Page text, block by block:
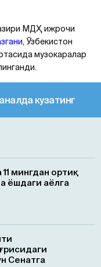
МДҲ ижрочи
, Ўзбекистон
музокаралар
кузатинг
мингдан ортиқ
ёшдаги аёлга
Сенатга